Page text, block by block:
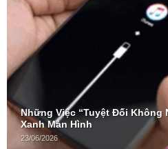
Những Việc “Tuyệt Đối Không
Xanh Màn Hình
23/06/2026